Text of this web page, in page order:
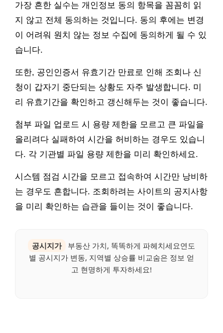
가장 흔한 실수는 개인정보 동의 항목을 꼼꼼히 읽
지 않고 전체 동의하는 것입니다. 동의 후에는 변경
이 어려워 원치 않는 정보 수집에 동의하게 될 수 있
습니다.
또한, 공인인증서 유효기간 만료로 인해 조회나 신
청이 갑자기 중단되는 상황도 자주 발생합니다. 미
리 유효기간을 확인하고 갱신해두는 것이 좋습니다.
첨부 파일 업로드 시 용량 제한을 모르고 큰 파일을
올리려다 실패하여 시간을 허비하는 경우도 있습니
다. 각 기관별 파일 용량 제한을 미리 확인하세요.
시스템 점검 시간을 모르고 접속하여 시간만 낭비하
는 경우도 흔합니다. 조회하려는 사이트의 공지사항
을 미리 확인하는 습관을 들이는 것이 좋습니다.
공시지가
부동산 가치, 똑똑하게 파헤치세요연도
별 공시지가 변동, 지역별 상승률 비교숨은 정보 얻
고 현명하게 투자하세요!